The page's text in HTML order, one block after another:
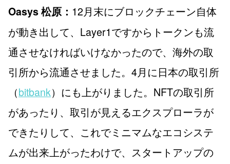
Oasys 松原： 12月末にブロックチェーン自体
が動き出して、Layer1ですからトークンも流
通させなければいけなかったので、海外の取
引所から流通させました。4月に日本の取引所
（bitbank）にも上がりました。NFTの取引所
があったり、取引が見えるエクスプローラが
できたりして、これでミニマムなエコシステ
ムが出来上がったわけで、スタートアップの